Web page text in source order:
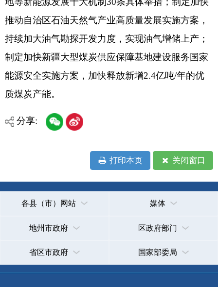
省区市政府 国家部委局
主办：克孜勒苏柯尔克孜自治州人民政府办公室
承办：克孜勒苏柯尔克孜自治州政务公开信息中心
新公网安备65300102000007号
政府网站标识码：6530000002